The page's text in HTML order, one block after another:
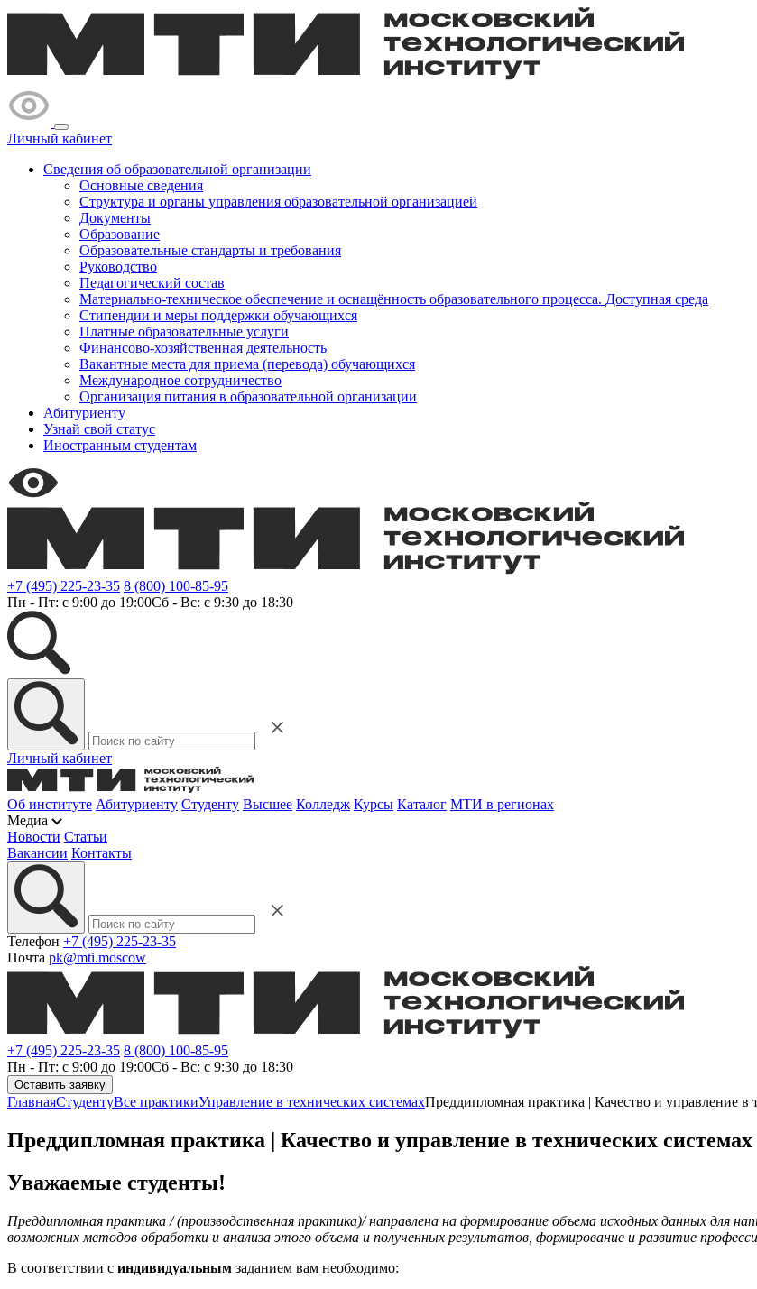
Личный кабинет
Сведения об образовательной организации
Основные сведения
Структура и органы управления образовательной организацией
Документы
Образование
Образовательные стандарты и требования
Руководство
Педагогический состав
Материально-техническое обеспечение и оснащённость образовательного процесса. Доступная среда
Стипендии и меры поддержки обучающихся
Платные образовательные услуги
Финансово-хозяйственная деятельность
Вакантные места для приема (перевода) обучающихся
Международное сотрудничество
Организация питания в образовательной организации
Абитуриенту
Узнай свой статус
Иностранным студентам
+7 (495) 225-23-35 8 (800) 100-85-95
Пн - Пт: с 9:00 до 19:00Сб - Вс: с 9:30 до 18:30
Личный кабинет
Об институте Абитуриенту Студенту Высшее Колледж Курсы Каталог МТИ в регионах
Медиа
Новости Статьи
Вакансии Контакты
Телефон +7 (495) 225-23-35
Почта pk@mti.moscow
+7 (495) 225-23-35 8 (800) 100-85-95
Пн - Пт: с 9:00 до 19:00Сб - Вс: с 9:30 до 18:30
Оставить заявку
ГлавнаяСтудентуВсе практикиУправление в технических системахПреддипломная практика | Качество и управление в
Преддипломная практика | Качество и управление в технических системах
Уважаемые студенты!
Преддипломная практика / (производственная практика)/ направлена на формирование объема исходных данных для
возможных методов обработки и анализа этого объема и полученных результатов, формирование и развитие
В соответствии с индивидуальным заданием вам необходимо: